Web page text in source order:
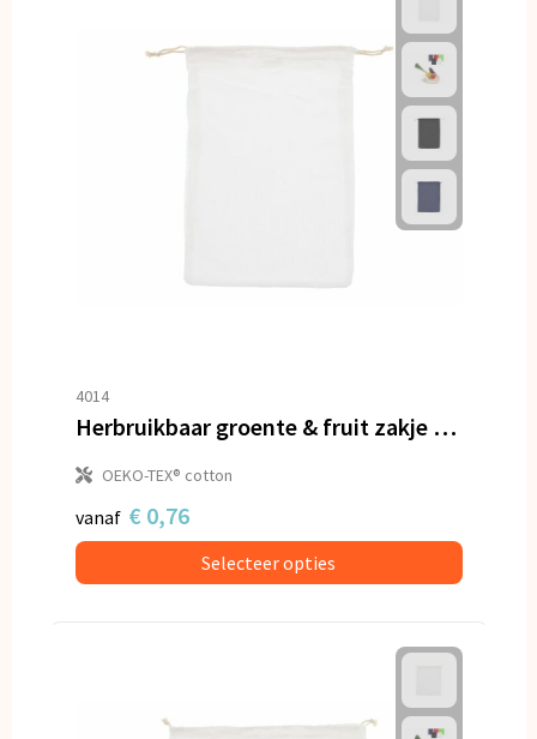
4014
Herbruikbaar groente & fruit zakje OEKO-TEX® katoen 30x40cm
OEKO-TEX® cotton
vanaf € 0,76
Selecteer opties